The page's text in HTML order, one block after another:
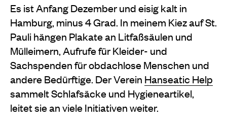
Es ist Anfang Dezember und eisig kalt in
Hamburg, minus 4 Grad. In meinem Kiez auf St.
Pauli hängen Plakate an Litfaßsäulen und
Mülleimern, Aufrufe für Kleider- und
Sachspenden für obdachlose Menschen und
andere Bedürftige. Der Verein Hanseatic Help
sammelt Schlafsäcke und Hygieneartikel,
leitet sie an viele Initiativen weiter.